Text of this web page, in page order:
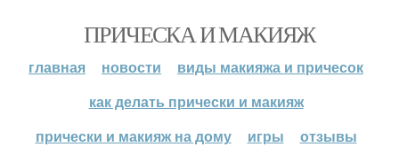
ПРИЧЕСКА И МАКИЯЖ
главная новости
виды макияжа и причесок
как делать прически и макияж
прически и макияж на дому
игры отзывы